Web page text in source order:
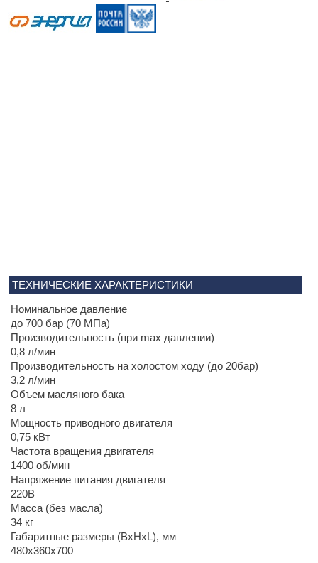
ТЕХНИЧЕСКИЕ ХАРАКТЕРИСТИКИ
Номинальное давление
до 700 бар (70 МПа)
Производительность (при max давлении)
0,8 л/мин
Производительность на холостом ходу (до 20бар)
3,2 л/мин
Объем масляного бака
8 л
Мощность приводного двигателя
0,75 кВт
Частота вращения двигателя
1400 об/мин
Напряжение питания двигателя
220В
Масса (без масла)
34 кг
Габаритные размеры (BхHхL), мм
480х360х700